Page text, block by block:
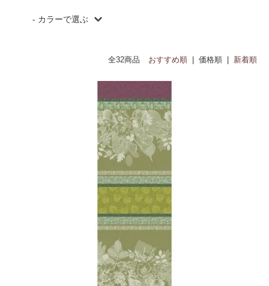
155x30cm
- カラーで選ぶ
レッド(赤)、ピンク、オレンジ、ブラウン(茶)、イエ
ロー(黄)
ブルー(青)、グリーン(緑)、パープル(紫)、グレー、
ネイビー、ブラック(黒)
全32商品 おすすめ順 | 価格順 | 新着順